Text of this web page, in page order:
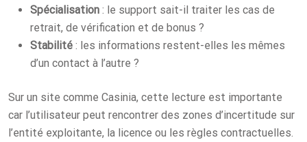
Spécialisation : le support sait-il traiter les cas de
retrait, de vérification et de bonus ?
Stabilité : les informations restent-elles les mêmes
d’un contact à l’autre ?
Sur un site comme Casinia, cette lecture est importante
car l’utilisateur peut rencontrer des zones d’incertitude sur
l’entité exploitante, la licence ou les règles contractuelles.